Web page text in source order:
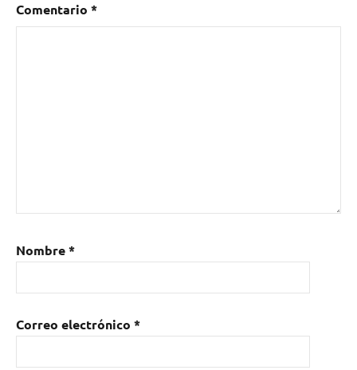
Comentario *
Nombre*
Correo electrónico *